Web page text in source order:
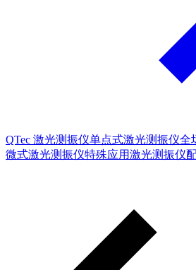
QTec 激光测振仪单点式激光测振仪全
微式激光测振仪特殊应用激光测振仪